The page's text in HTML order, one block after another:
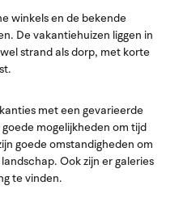
winkels en de bekende
De vakantiehuizen liggen in
strand als dorp, met korte
met een gevarieerde
mogelijkheden om tijd
goede omstandigheden om
Ook zijn er galeries
te vinden.